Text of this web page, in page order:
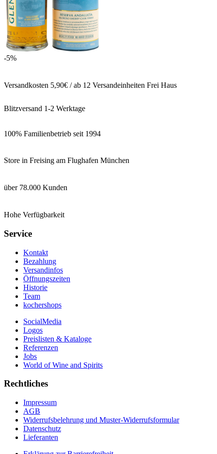
-5%
Versandkosten 5,90€ / ab 12 Versandeinheiten Frei Haus
Blitzversand 1-2 Werktage
100% Familienbetrieb seit 1994
Store in Freising am Flughafen München
über 78.000 Kunden
Hohe Verfügbarkeit
Service
Kontakt
Bezahlung
Versandinfos
Öffnungszeiten
Historie
Team
kochershops
SocialMedia
Logos
Preislisten & Kataloge
Referenzen
Jobs
World of Wine and Spirits
Rechtliches
Impressum
AGB
Widerrufsbelehrung und Muster-Widerrufsformular
Datenschutz
Lieferanten